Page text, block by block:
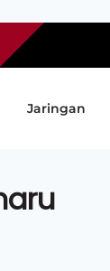
Jaringan